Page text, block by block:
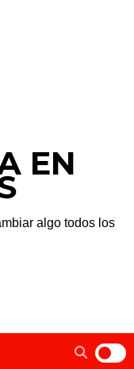
EN
algo todos los